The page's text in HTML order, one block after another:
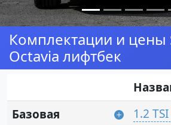
Комплектации и цены
Octavia лифтбек
Базовая
1.2